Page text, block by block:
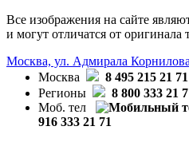
Все изображения на сайте
и могут отличатся от оригинала
Москва, ул. Адмирала Корнилова
Москва
8 495 215 21 71
Регионы
8 800 333 21
Моб. тел
916 333 21 71